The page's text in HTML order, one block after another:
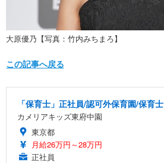
大原優乃【写真：竹内みちまろ】
この記事へ戻る
「保育士」正社員/認可外保育園/保育士
カメリアキッズ東府中園
東京都
月給26万円～28万円
正社員